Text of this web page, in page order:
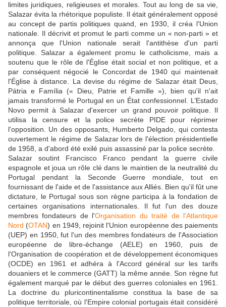
limites juridiques, religieuses et morales. Tout au long de sa vie,
Salazar évita la rhétorique populiste. Il était généralement opposé
au concept de partis politiques quand, en 1930, il créa l'Union
nationale. Il décrivit et promut le parti comme un « non-parti » et
annonça que l'Union nationale serait l'antithèse d'un parti
politique. Salazar a également promu le catholicisme, mais a
soutenu que le rôle de l'Église était social et non politique, et a
par conséquent négocié le Concordat de 1940 qui maintenait
l'Église à distance. La devise du régime de Salazar était Deus,
Pátria e Família (« Dieu, Patrie et Famille »), bien qu'il n'ait
jamais transformé le Portugal en un État confessionnel. L’Estado
Novo permit à Salazar d'exercer un grand pouvoir politique. Il
utilisa la censure et la police secrète PIDE pour réprimer
l'opposition. Un des opposants, Humberto Delgado, qui contesta
ouvertement le régime de Salazar lors de l'élection présidentielle
de 1958, a d'abord été exilé puis assassiné par la police secrète.
Salazar soutint Francisco Franco pendant la guerre civile
espagnole et joua un rôle clé dans le maintien de la neutralité du
Portugal pendant la Seconde Guerre mondiale, tout en
fournissant de l'aide et de l'assistance aux Alliés. Bien qu'il fût une
dictature, le Portugal sous son règne participa à la fondation de
certaines organisations internationales. Il fut l'un des douze
membres fondateurs de l'Organisation du traité de l'Atlantique
Nord (OTAN) en 1949, rejoinit l'Union européenne des paiements
(UEP) en 1950, fut l'un des membres fondateurs de l'Association
européenne de libre-échange (AELE) en 1960, puis de
l'Organisation de coopération et de développement économiques
(OCDE) en 1961 et adhéra à l'Accord général sur les tarifs
douaniers et le commerce (GATT) la même année. Son règne fut
également marqué par le début des guerres coloniales en 1961.
La doctrine du pluricontinentalisme constitua la base de sa
politique territoriale, où l'Empire colonial portugais était considéré